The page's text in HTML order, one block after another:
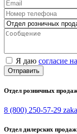
Я даю согласие
Отправить
Отдел розничных
8 (800) 250-57-29
Отдел дилерских продаж